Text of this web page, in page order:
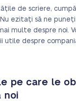
de scriere,
Nu ezitați să ne
multe despre noi.
utile despre
pe care le
noi